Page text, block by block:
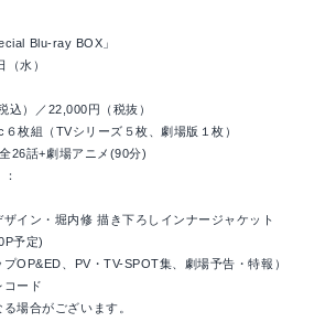
Blu-ray BOX」
水）
込）／22,000円（税抜）
枚組（TVシリーズ５枚、劇場版１枚）
26話+劇場アニメ(90分)
：
ザイン・堀内修 描き下ろしインナージャケット
予定)
プOP&ED、PV・TV-SPOT集、劇場予告・特報）
コード
場合がございます。